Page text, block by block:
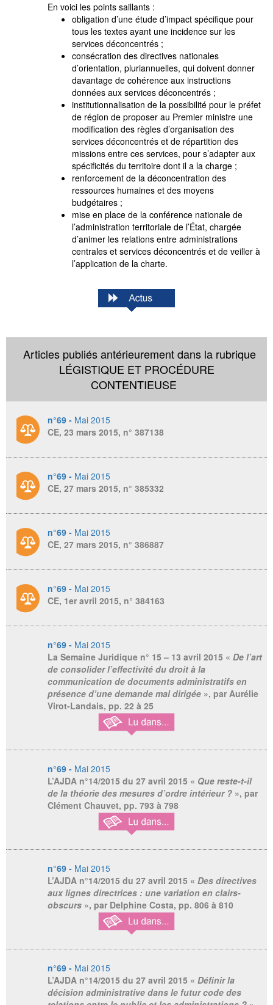
En voici les points saillants :
obligation d’une étude d’impact spécifique pour
tous les textes ayant une incidence sur les
services déconcentrés ;
consécration des directives nationales
d’orientation, pluriannuelles, qui doivent donner
davantage de cohérence aux instructions
données aux services déconcentrés ;
institutionnalisation de la possibilité pour le préfet
de région de proposer au Premier ministre une
modification des règles d’organisation des
services déconcentrés et de répartition des
missions entre ces services, pour s’adapter aux
spécificités du territoire dont il a la charge ;
renforcement de la déconcentration des
ressources humaines et des moyens
budgétaires ;
mise en place de la conférence nationale de
l’administration territoriale de l’État, chargée
d’animer les relations entre administrations
centrales et services déconcentrés et de veiller à
l’application de la charte.
Articles publiés antérieurement dans la rubrique
LÉGISTIQUE ET PROCÉDURE
CONTENTIEUSE
n°69 - Mai 2015
CE, 23 mars 2015, n° 387138
n°69 - Mai 2015
CE, 27 mars 2015, n° 385332
n°69 - Mai 2015
CE, 27 mars 2015, n° 386887
n°69 - Mai 2015
CE, 1er avril 2015, n° 384163
n°69 - Mai 2015
La Semaine Juridique n° 15 – 13 avril 2015 « De l’art
de consolider l’effectivité du droit à la
communication de documents administratifs en
présence d’une demande mal dirigée», par Aurélie
Virot-Landais, pp. 22 à 25
n°69 - Mai 2015
L’AJDA n°14/2015 du 27 avril 2015 « Que reste-t-il
de la théorie des mesures d’ordre intérieur ?», par
Clément Chauvet, pp. 793 à 798
n°69 - Mai 2015
L’AJDA n°14/2015 du 27 avril 2015 « Des directives
aux lignes directrices : une variation en clairs-
obscurs », par Delphine Costa, pp. 806 à 810
n°69 - Mai 2015
L’AJDA n°14/2015 du 27 avril 2015 « Définir la
décision administrative dans le futur code des